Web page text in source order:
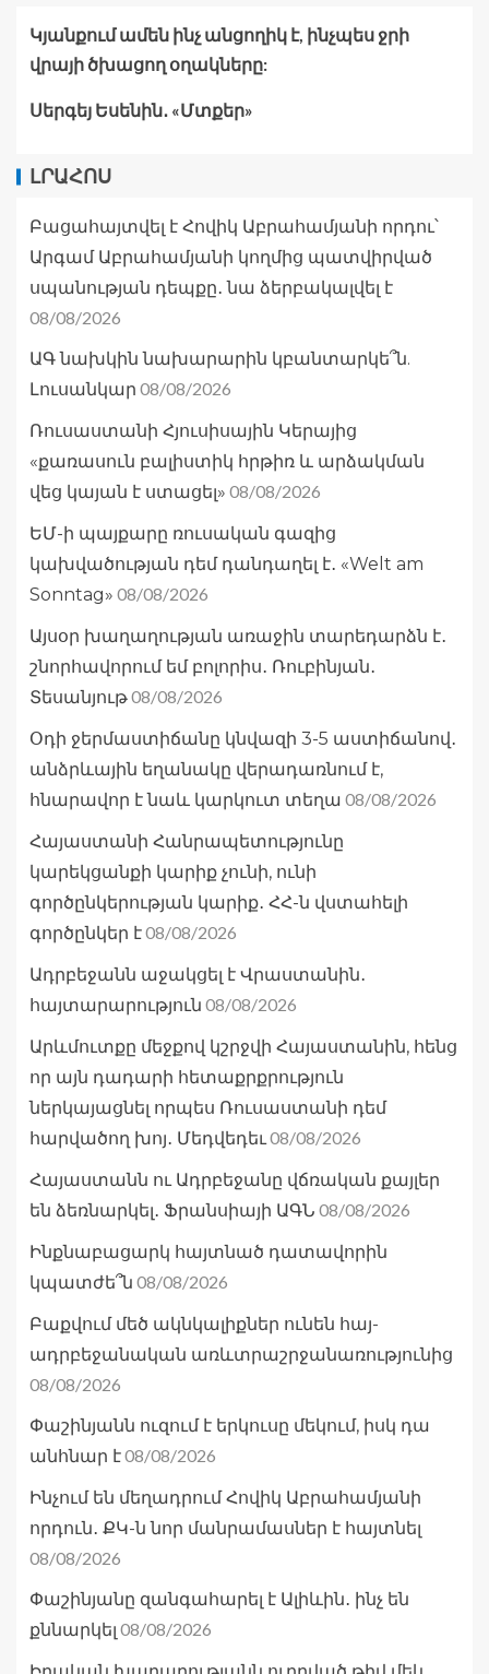
Կյանքում ամեն ինչ անցողիկ է, ինչպես ջրի
վրայի ծխացող օղակները:
Սերգեյ Եսենին․ «Մտքեր»
ԼՐԱՀՈՍ
Բացահայտվել է Հովիկ Աբրահամյանի որդու՝
Արգամ Աբրահամյանի կողմից պատվիրված
սպանության դեպքը․ նա ձերբակալվել է
08/08/2026
ԱԳ նախկին նախարարին կբանտարկե՞ն.
Լուսանկար 08/08/2026
Ռուսաստանի Հյուսիսային Կերայից
«քառասուն բալիստիկ հրթիռ և արձակման
վեց կայան է ստացել» 08/08/2026
ԵՄ-ի պայքարը ռուսական գազից
կախվածության դեմ դանդաղել է․ «Welt am
Sonntag» 08/08/2026
Այսօր խաղաղության առաջին տարեդարձն է․
շնորհավորում եմ բոլորիս․ Ռուբինյան․
Տեսանյութ08/08/2026
Օդի ջերմաստիճանը կնվազի 3-5 աստիճանով․
անձրևային եղանակը վերադառնում է,
հնարավոր է նաև կարկուտ տեղա 08/08/2026
Հայաստանի Հանրապետությունը
կարեկցանքի կարիք չունի, ունի
գործընկերության կարիք․ ՀՀ-ն վստահելի
գործընկեր է08/08/2026
Ադրբեջանն աջակցել է Վրաստանին․
հայտարարություն 08/08/2026
Արևմուտքը մեջքով կշրջվի Հայաստանին, հենց
որ այն դադարի հետաքրքրություն
ներկայացնել որպես Ռուսաստանի դեմ
հարվածող խոյ․ Մեդվեդեւ08/08/2026
Հայաստանն ու Ադրբեջանը վճռական քայլեր
են ձեռնարկել․ Ֆրանսիայի ԱԳՆ 08/08/2026
Ինքնաբացարկ հայտնած դատավորին
կպատժե՞ն 08/08/2026
Բաքվում մեծ ակնկալիքներ ունեն հայ-
ադրբեջանական առևտրաշրջանառությունից
08/08/2026
Փաշինյանն ուզում է երկուսը մեկում, իսկ դա
անհնար է08/08/2026
Ինչում են մեղադրում Հովիկ Աբրահամյանի
որդուն․ ՔԿ-ն նոր մանրամասներ է հայտնել
08/08/2026
Փաշինյանը զանգահարել է Ալիևին․ ինչ են
քննարկել 08/08/2026